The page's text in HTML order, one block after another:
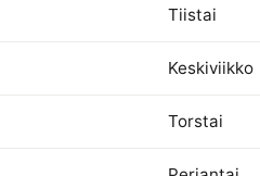
Tiistai
Keskiviikko
Torstai